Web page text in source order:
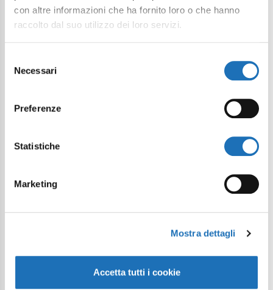
con altre informazioni che ha fornito loro o che hanno
raccolto dal suo utilizzo dei loro servizi.
delNecessari
Preferenze
Statistiche
Marketing
Mostra dettagli
Accetta tutti i cookie
Your digital journey inside Cesenatico